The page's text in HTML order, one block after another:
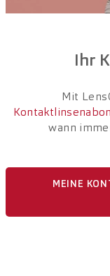
LensClub
Brille für Fr. 49.–
Coop Supercard
Ihr
Mit
wann
MEINE